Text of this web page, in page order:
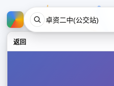
返回